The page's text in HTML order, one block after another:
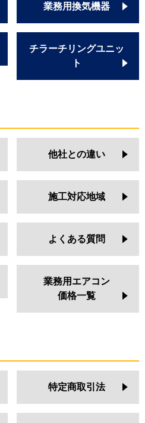
業務用換気機器
チラーチリングユニッ
ト
他社との違い
施工対応地域
よくある質問
業務用エアコン
価格一覧
特定商取引法